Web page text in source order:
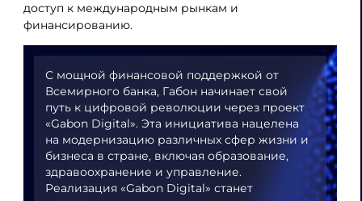
доступ к международным рынкам и
финансированию.
С мощной финансовой поддержкой от
Всемирного банка, Габон начинает свой
путь к цифровой революции через проект
«Gabon Digital». Эта инициатива нацелена
на модернизацию различных сфер жизни и
бизнеса в стране, включая образование,
здравоохранение и управление.
Реализация «Gabon Digital» станет